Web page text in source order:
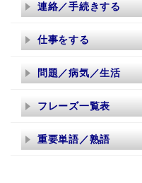
連絡／手続きする
仕事をする
問題／病気／生活
フレーズ一覧表
重要単語／熟語